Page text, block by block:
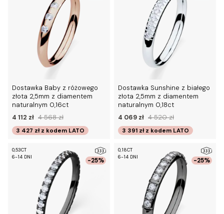
Dostawka Baby z różowego
złota 2,5mm z diamentem
naturalnym 0,16ct
4 112 zł 4 568 zł
3 427 zł z kodem LATO
Dostawka Sunshine z białego
złota 2,5mm z diamentem
naturalnym 0,18ct
4 069 zł 4 520 zł
3 391 zł z kodem LATO
-25%
0,53CT
6-14 DNI
-25%
0,18CT
6-14 DNI